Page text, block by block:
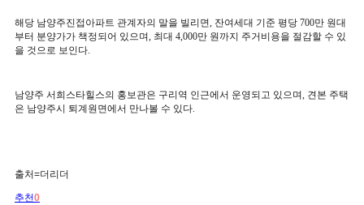
해당 남양주진접아파트 관계자의 말을 빌리면, 잔여세대 기준 평당 700만 원대
부터 분양가가 책정되어 있으며, 최대 4,000만 원까지 주거비용을 절감할 수 있
을 것으로 보인다.
남양주 서희스타힐스의 홍보관은 구리역 인근에서 운영되고 있으며, 견본 주택
은 남양주시 퇴계원면에서 만나볼 수 있다.
출처=더리더
추천0